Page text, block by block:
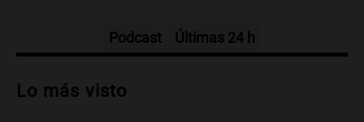
Audio.Trágico accidente en Mendoza:
vehículos desde un puente
Podcast Últimas 24 h
Lo más visto